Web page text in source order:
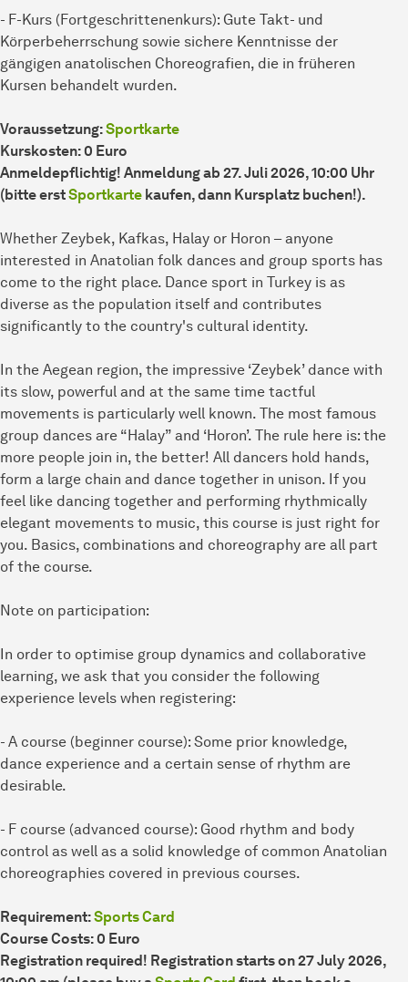
- F-Kurs (Fortgeschrittenenkurs): Gute Takt- und
Körperbeherrschung sowie sichere Kenntnisse der
gängigen anatolischen Choreografien, die in früheren
Kursen behandelt wurden.
Voraussetzung:Sportkarte
Kurskosten: 0 Euro
Anmeldepflichtig! Anmeldung ab 27. Juli 2026, 10:00 Uhr
(bitte erstSportkarte kaufen, dann Kursplatz buchen!).
Whether Zeybek, Kafkas, Halay or Horon – anyone
interested in Anatolian folk dances and group sports has
come to the right place. Dance sport in Turkey is as
diverse as the population itself and contributes
significantly to the country's cultural identity.
In the Aegean region, the impressive ‘Zeybek’ dance with
its slow, powerful and at the same time tactful
movements is particularly well known. The most famous
group dances are “Halay” and ‘Horon’. The rule here is: the
more people join in, the better! All dancers hold hands,
form a large chain and dance together in unison. If you
feel like dancing together and performing rhythmically
elegant movements to music, this course is just right for
you. Basics, combinations and choreography are all part
of the course.
Note on participation:
In order to optimise group dynamics and collaborative
learning, we ask that you consider the following
experience levels when registering:
- A course (beginner course): Some prior knowledge,
dance experience and a certain sense of rhythm are
desirable.
- F course (advanced course): Good rhythm and body
control as well as a solid knowledge of common Anatolian
choreographies covered in previous courses.
Requirement:Sports Card
Course Costs: 0 Euro
Registration required! Registration starts on 27 July 2026,